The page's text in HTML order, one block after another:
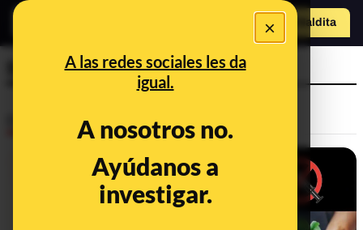
×
A las redes sociales les da
igual.
A nosotros no.
Ayúdanos a
investigar.
Hazte Maldito